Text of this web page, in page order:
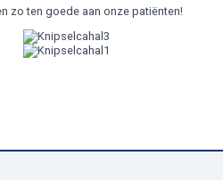
zo ten goede aan onze patiënten!